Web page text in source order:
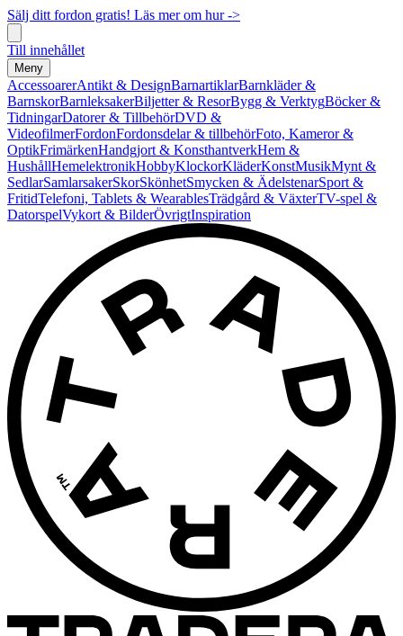
Sälj ditt fordon gratis! Läs mer om hur ->
Till innehållet
Meny
AccessoarerAntikt & DesignBarnartiklarBarnkläder &
BarnskorBarnleksakerBiljetter & ResorBygg & VerktygBöcker &
TidningarDatorer & TillbehörDVD &
VideofilmerFordonFordonsdelar & tillbehörFoto, Kameror &
OptikFrimärkenHandgjort & KonsthantverkHem &
HushållHemelektronikHobbyKlockorKläderKonstMusikMynt &
SedlarSamlarsakerSkorSkönhetSmycken & ÄdelstenarSport &
FritidTelefoni, Tablets & WearablesTrädgård & VäxterTV-spel &
DatorspelVykort & BilderÖvrigtInspiration